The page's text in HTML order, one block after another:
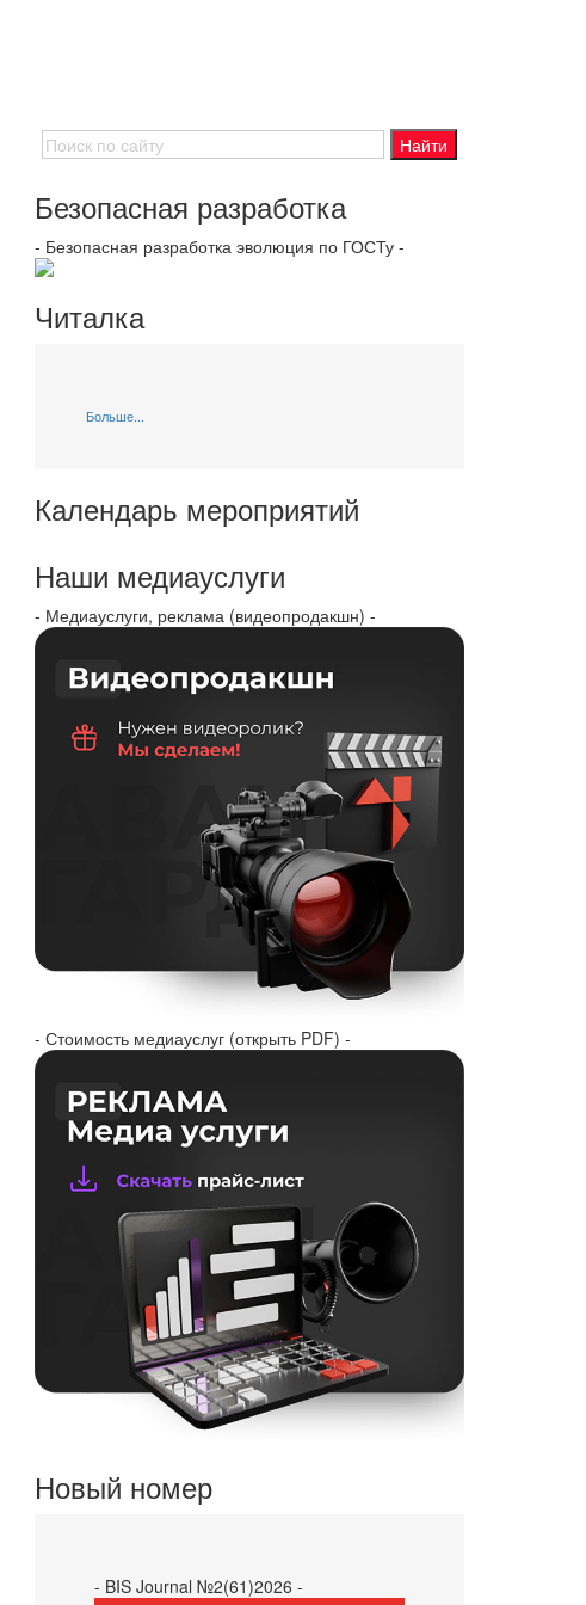
Безопасная разработка
- Безопасная разработка эволюция по ГОСТу -
Читалка
Больше...
Календарь мероприятий
Наши медиауслуги
- Медиауслуги, реклама (видеопродакшн) -
- Стоимость медиауслуг (открыть PDF) -
Новый номер
- BIS Journal №2(61)2026 -